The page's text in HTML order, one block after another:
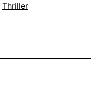
Thriller